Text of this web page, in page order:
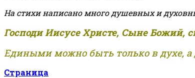
На стихи написано много душевных и
Господи Иисусе Христе, Сыне Божий,
Едиными можно быть только в духе, а
Страница